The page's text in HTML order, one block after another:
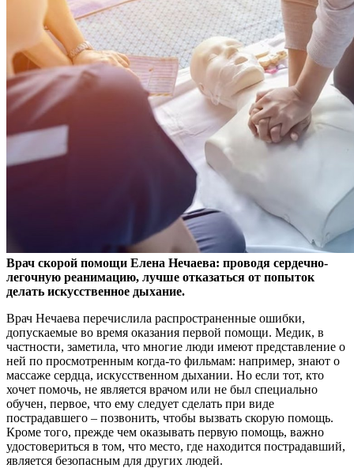
Врач скорой помощи Елена Нечаева: проводя сердечно-
легочную реанимацию, лучше отказаться от попыток
делать искусственное дыхание.
Врач Нечаева перечислила распространенные ошибки,
допускаемые во время оказания первой помощи. Медик, в
частности, заметила, что многие люди имеют представление о
ней по просмотренным когда-то фильмам: например, знают о
массаже сердца, искусственном дыхании. Но если тот, кто
хочет помочь, не является врачом или не был специально
обучен, первое, что ему следует сделать при виде
пострадавшего – позвонить, чтобы вызвать скорую помощь.
Кроме того, прежде чем оказывать первую помощь, важно
удостовериться в том, что место, где находится пострадавший,
является безопасным для других людей.